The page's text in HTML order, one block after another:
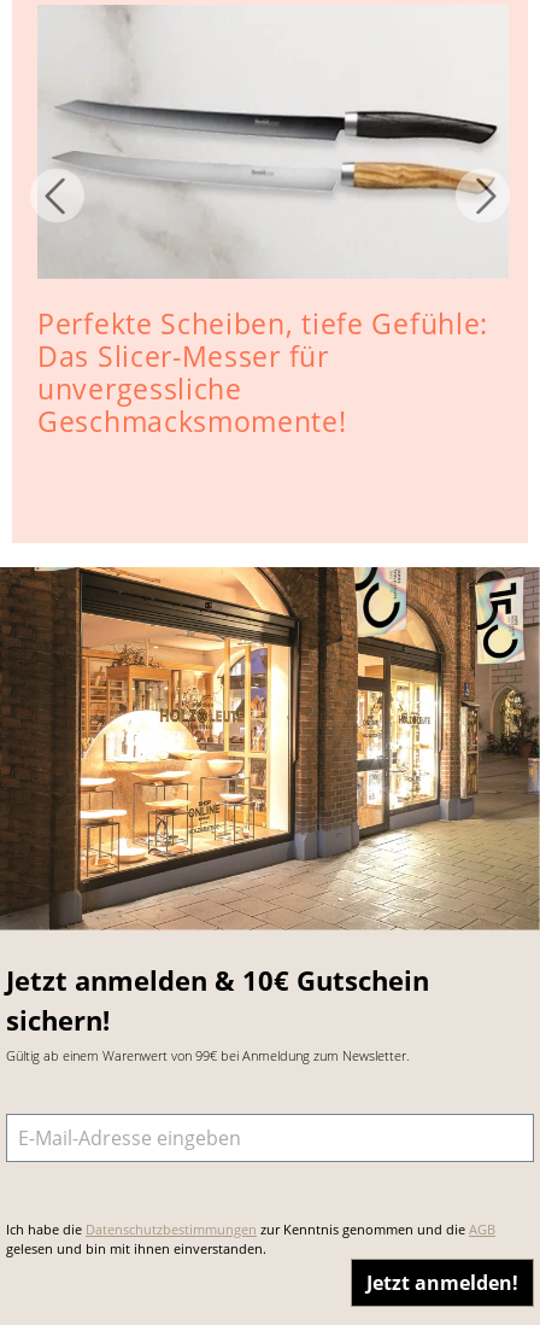
Perfekte Scheiben, tiefe Gefühle:
Das Slicer-Messer für
unvergessliche
Geschmacksmomente!
Jetzt anmelden & 10€ Gutschein
sichern!
Gültig ab einem Warenwert von 99€ bei Anmeldung zum Newsletter.
E-Mail-Adresse
Ich habe die Datenschutzbestimmungen zur Kenntnis genommen und die AGB
gelesen und bin mit ihnen einverstanden.
Jetzt anmelden!